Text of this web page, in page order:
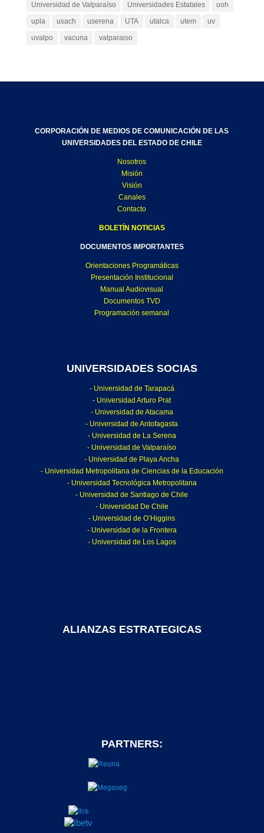
Universidad de Valparaíso
Universidades Estatales
uoh
upla
usach userena UTA utalca utem
uv
uvalpo
vacuna valparaiso
CORPORACIÓN DE MEDIOS DE COMUNICACIÓN DE LAS
UNIVERSIDADES DEL ESTADO DE CHILE
Nosotros
Misión
Visión
Canales
Contacto
BOLETÍN NOTICIAS
DOCUMENTOS IMPORTANTES
Orientaciones Programáticas
Presentación Institucional
Manual Audiovisual
Documentos TVD
Programación semanal
UNIVERSIDADES SOCIAS
- Universidad de Tarapacá
- Universidad Arturo Prat
- Universidad de Atacama
- Universidad de Antofagasta
- Universidad de La Serena
- Universidad de Valparaíso
- Universidad de Playa Ancha
- Universidad Metropolitana de Ciencias de la Educación
- Universidad Tecnológica Metropolitana
- Universidad de Santiago de Chile
- Universidad De Chile
- Universidad de O’Higgins
- Universidad de la Frontera
- Universidad de Los Lagos
ALIANZAS ESTRATEGICAS
PARTNERS: